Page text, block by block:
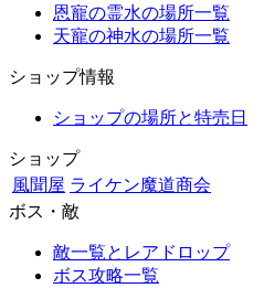
恩寵の霊水の場所一覧
天寵の神水の場所一覧
ショップ情報
ショップの場所と特売日
ショップ
風聞屋 ライケン魔道商会
ボス・敵
敵一覧とレアドロップ
ボス攻略一覧